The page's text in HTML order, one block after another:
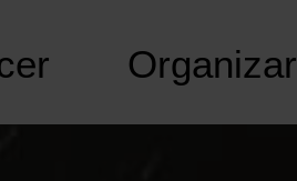
Organizar